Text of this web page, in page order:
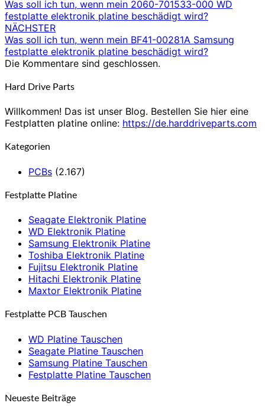
Was soll ich tun, wenn mein 2060-701533-000 WD
festplatte elektronik platine beschädigt wird?
NÄCHSTER
Was soll ich tun, wenn mein BF41-00281A Samsung
festplatte elektronik platine beschädigt wird?
Die Kommentare sind geschlossen.
Hard Drive Parts
Willkommen! Das ist unser Blog. Bestellen Sie hier eine
Festplatten platine online: https://de.harddriveparts.com
Kategorien
PCBs (2.167)
Festplatte Platine
Seagate Elektronik Platine
WD Elektronik Platine
Samsung Elektronik Platine
Toshiba Elektronik Platine
Fujitsu Elektronik Platine
Hitachi Elektronik Platine
Maxtor Elektronik Platine
Festplatte PCB Tauschen
WD Platine Tauschen
Seagate Platine Tauschen
Samsung Platine Tauschen
Festplatte Platine Tauschen
Neueste Beiträge